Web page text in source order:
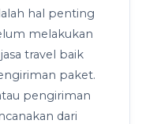
hal penting
melakukan
travel baik
paket.
pengiriman
dari